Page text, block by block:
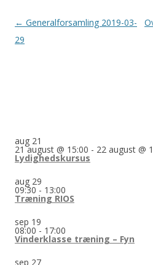
Indlægsnavigation
← Generalforsamling 2019-03-
29
aug 21
21 august @ 15:00 - 22 august @
Lydighedskursus
aug 29
09:30 - 13:00
Træning RIOS
sep 19
08:00 - 17:00
Vinderklasse træning – Fyn
sep 27